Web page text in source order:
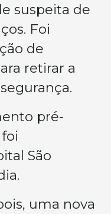
suspeita de
Foi
de
retirar a
pré-
São
uma nova